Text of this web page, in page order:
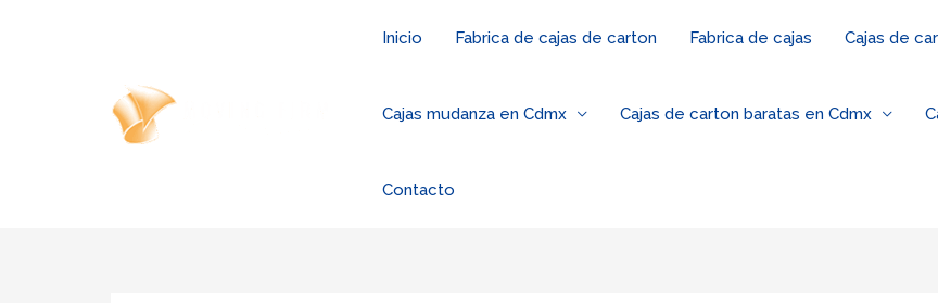
Inicio Fabrica de cajas de carton Fabrica de cajas Cajas de
Cajas mudanza en Cdmx Cajas de carton baratas en Cdmx
Contacto